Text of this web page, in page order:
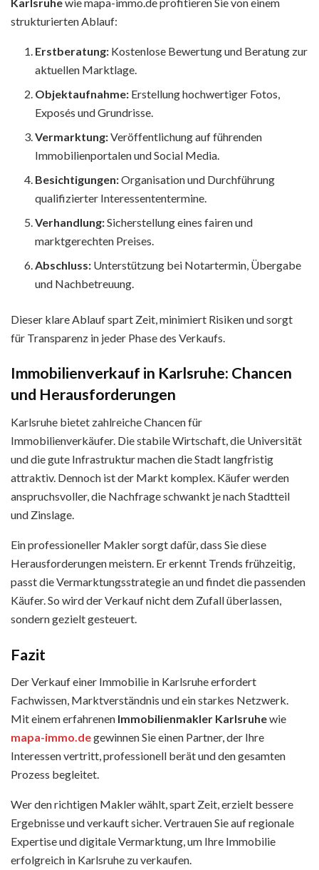
strukturierten Ablauf:
Erstberatung: Kostenlose Bewertung und Beratung zur
aktuellen Marktlage.
Objektaufnahme: Erstellung hochwertiger Fotos,
Exposés und Grundrisse.
Vermarktung:Veröffentlichung auf führenden
Immobilienportalen und Social Media.
Besichtigungen:Organisation und Durchführung
qualifizierter Interessententermine.
Verhandlung:Sicherstellung eines fairen und
marktgerechten Preises.
Abschluss: Unterstützung bei Notartermin, Übergabe
und Nachbetreuung.
Dieser klare Ablauf spart Zeit, minimiert Risiken und sorgt
für Transparenz in jeder Phase des Verkaufs.
Immobilienverkauf in Karlsruhe: Chancen
und Herausforderungen
Karlsruhe bietet zahlreiche Chancen für
Immobilienverkäufer. Die stabile Wirtschaft, die Universität
und die gute Infrastruktur machen die Stadt langfristig
attraktiv. Dennoch ist der Markt komplex. Käufer werden
anspruchsvoller, die Nachfrage schwankt je nach Stadtteil
und Zinslage.
Ein professioneller Makler sorgt dafür, dass Sie diese
Herausforderungen meistern. Er erkennt Trends frühzeitig,
passt die Vermarktungsstrategie an und findet die passenden
Käufer. So wird der Verkauf nicht dem Zufall überlassen,
sondern gezielt gesteuert.
Fazit
Der Verkauf einer Immobilie in Karlsruhe erfordert
Fachwissen, Marktverständnis und ein starkes Netzwerk.
Mit einem erfahrenen Immobilienmakler Karlsruhewie
mapa-immo.degewinnen Sie einen Partner, der Ihre
Interessen vertritt, professionell berät und den gesamten
Prozess begleitet.
Wer den richtigen Makler wählt, spart Zeit, erzielt bessere
Ergebnisse und verkauft sicher. Vertrauen Sie auf regionale
Expertise und digitale Vermarktung, um Ihre Immobilie
erfolgreich in Karlsruhe zu verkaufen.